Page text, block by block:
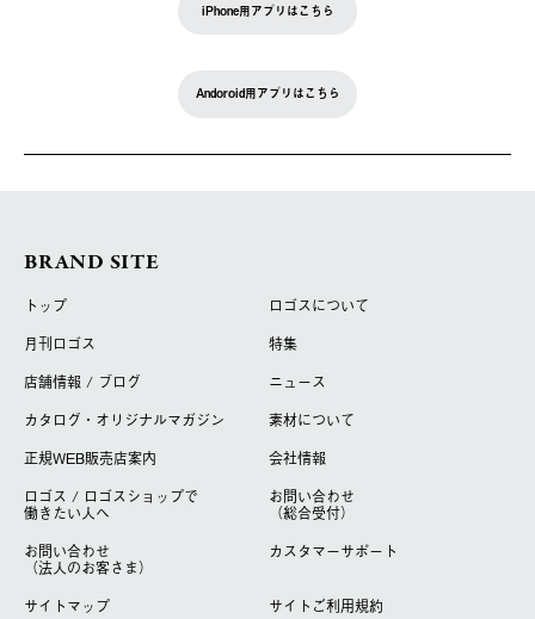
iPhone用アプリはこちら
Andoroid用アプリはこちら
BRAND SITE
トップ
ロゴスについて
月刊ロゴス
特集
店舗情報 / ブログ
ニュース
カタログ・オリジナルマガジン
素材について
正規WEB販売店案内
会社情報
ロゴス / ロゴスショップで
働きたい人へ
お問い合わせ
（総合受付）
お問い合わせ
（法人のお客さま）
カスタマーサポート
サイトマップ
サイトご利用規約